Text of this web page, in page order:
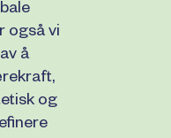
også vi
å
og